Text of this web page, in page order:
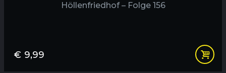
Höllenfriedhof – Folge 156
€ 9,99